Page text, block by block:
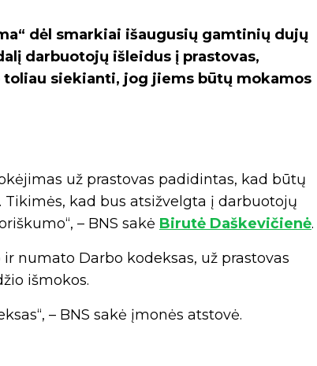
dėl smarkiai išaugusių gamtinių dujų
darbuotojų išleidus į prastovas,
siekianti, jog jiems būtų mokamos
už prastovas padidintas, kad būtų
kad bus atsižvelgta į darbuotojų
– BNS sakė Birutė Daškevičienė.
numato Darbo kodeksas, už prastovas
išmokos.
– BNS sakė įmonės atstovė.